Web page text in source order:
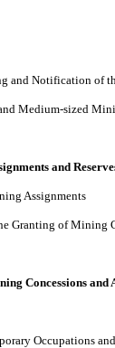
and Notification of
Medium-sized
and
Assignments
Granting of Mining
Concessions and
Occupations